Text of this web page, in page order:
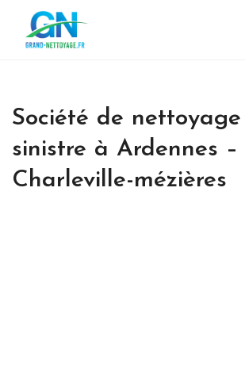
Société de
sinistre à Ardennes –
Charleville-mézières